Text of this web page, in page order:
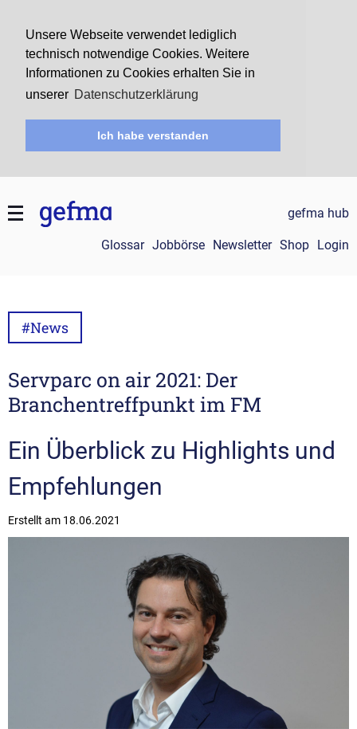
Unsere Webseite verwendet lediglich
technisch notwendige Cookies. Weitere
Informationen zu Cookies erhalten Sie in
unserer Datenschutzerklärung
Ich habe verstanden
gefma hub
Glossar Jobbörse Newsletter Shop Login
#News
Servparc on air 2021: Der
Branchentreffpunkt im FM
Ein Überblick zu Highlights und
Empfehlungen
Erstellt am 18.06.2021